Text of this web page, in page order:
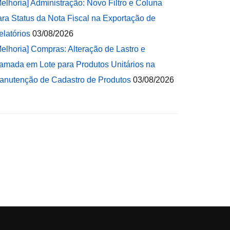
Administração: Novo Filtro e Coluna
Status da Nota Fiscal na Exportação de
03/08/2026
Compras: Alteração de Lastro e
em Lote para Produtos Unitários na
de Cadastro de Produtos 03/08/2026